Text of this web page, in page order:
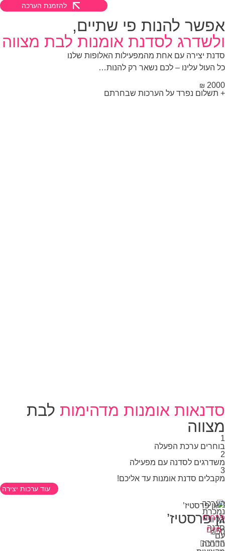
להזמנת הערכה
להנות פי שתיים,
לסדנת אומנות לבת מצווה
יצירה עם אחת מהמפעילות האלופות שלנו
העול עלינו – לכם נשאר רק להנות…
₪
תשלום נפרד על הערכות שבחרתם
אומנות מדהימות לבת
ערכת הפעלה
לסדנה עם מפעילה
סדנת אומנות עד אליכם!
עוד ערכות יצירה
פרסטיז’
₪
